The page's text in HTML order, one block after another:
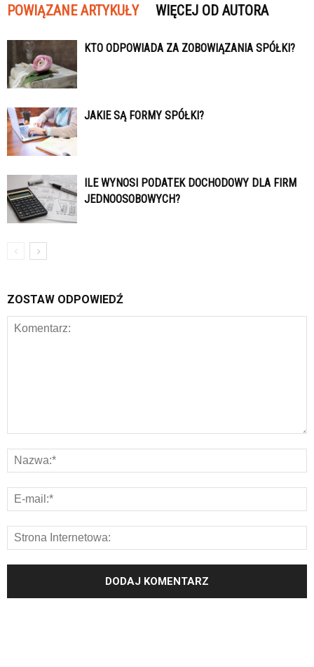
POWIĄZANE ARTYKUŁY WIĘCEJ OD AUTORA
KTO ODPOWIADA ZA ZOBOWIĄZANIA SPÓŁKI?
JAKIE SĄ FORMY SPÓŁKI?
ILE WYNOSI PODATEK DOCHODOWY DLA FIRM
JEDNOOSOBOWYCH?
ZOSTAW ODPOWIEDŹ